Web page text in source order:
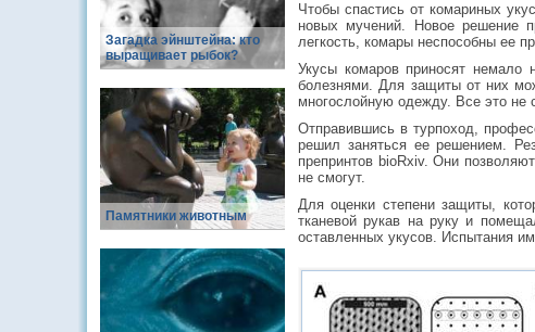
Загадка эйнштейна: кто
выращивает рыбок?
Памятники животным
Чтобы спастись от комариных
новых мучений. Новое решение
легкость, комары неспособны ее
Укусы комаров приносят немало
болезнями. Для защиты от них
многослойную одежду. Все это не
Отправившись в турпоход,
решил заняться ее решением.
препринтов bioRxiv. Они
не смогут.
Для оценки степени защиты,
тканевой рукав на руку и
оставленных укусов. Испытания